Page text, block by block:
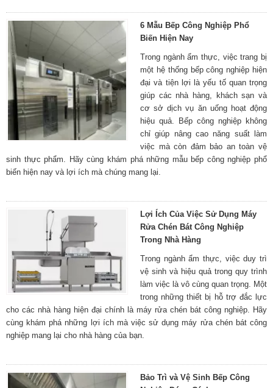
6 Mẫu Bếp Công Nghiệp Phổ
Biến Hiện Nay
Trong ngành ẩm thực, việc trang bị
một hệ thống bếp công nghiệp hiện
đại và tiện lợi là yếu tố quan trọng
giúp các nhà hàng, khách sạn và
cơ sở dịch vụ ăn uống hoạt động
hiệu quả. Bếp công nghiệp không
chỉ giúp nâng cao năng suất làm
việc mà còn đảm bảo an toàn vệ
sinh thực phẩm. Hãy cùng khám phá những mẫu bếp công nghiệp phổ
biến hiện nay và lợi ích mà chúng mang lại.
Lợi Ích Của Việc Sử Dụng Máy
Rửa Chén Bát Công Nghiệp
Trong Nhà Hàng
Trong ngành ẩm thực, việc duy trì
vệ sinh và hiệu quả trong quy trình
làm việc là vô cùng quan trọng. Một
trong những thiết bị hỗ trợ đắc lực
cho các nhà hàng hiện đại chính là máy rửa chén bát công nghiệp. Hãy
cùng khám phá những lợi ích mà việc sử dụng máy rửa chén bát công
nghiệp mang lại cho nhà hàng của bạn.
Bảo Trì và Vệ Sinh Bếp Công